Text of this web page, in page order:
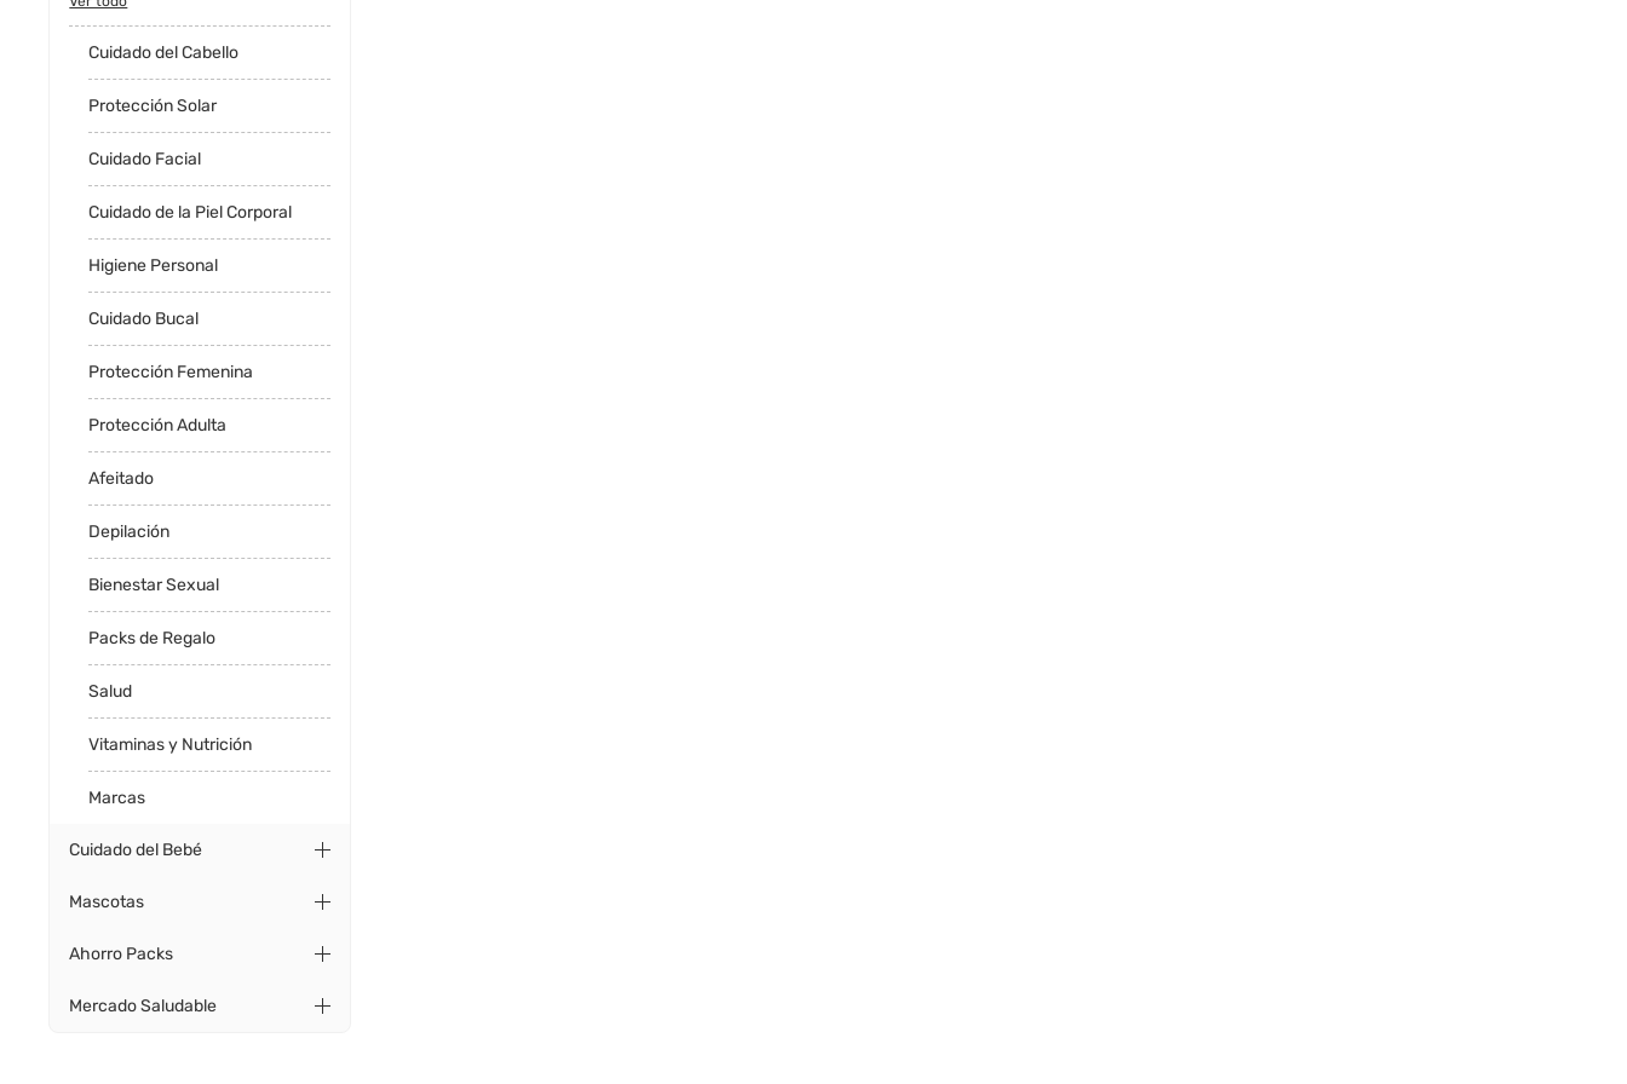
Cuidado del Cabello
Protección Solar
Cuidado Facial
Cuidado de la Piel Corporal
Higiene Personal
Cuidado Bucal
Protección Femenina
Protección Adulta
Afeitado
Depilación
Bienestar Sexual
Packs de Regalo
Salud
Vitaminas y Nutrición
Marcas
Cuidado del Bebé
Mascotas
Ahorro Packs
Mercado Saludable